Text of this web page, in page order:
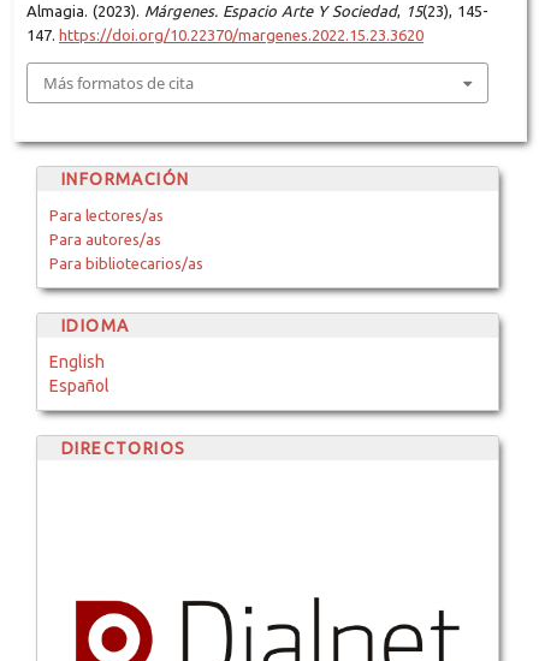
Almagia. (2023). Márgenes. Espacio Arte Y Sociedad, 15(23), 145-
147. https://doi.org/10.22370/margenes.2022.15.23.3620
Más formatos de cita
INFORMACIÓN
Para lectores/as
Para autores/as
Para bibliotecarios/as
IDIOMA
English
Español
DIRECTORIOS